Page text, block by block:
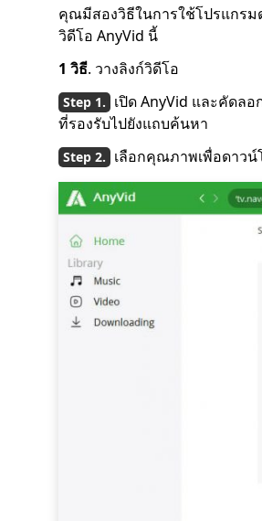
คุณมีสองวิธีในการใช้โปรแกร
วิดีโอ AnyVid นี้
1 วิธี. วางลิงก์วิดีโอ
เปิด AnyVid และคัดล
ที่รองรับไปยังแถบค้นหา
เลือกคุณภาพเพื่อดาวน์